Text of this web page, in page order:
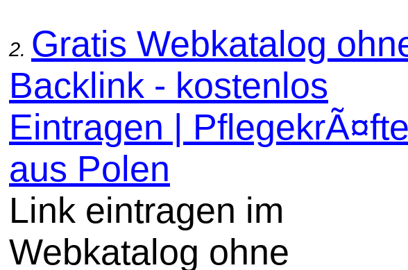
2. Gratis Webkatalog
Backlink - kostenlos
Eintragen | PflegekrÃ¤fte
aus Polen
Link eintragen im
Webkatalog ohne